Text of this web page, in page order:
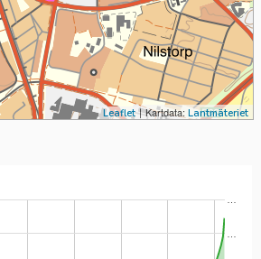
Leaflet|Kartdata: Lantmäteriet